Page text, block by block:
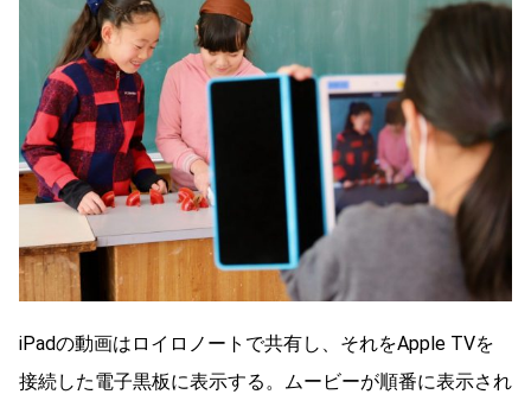
iPadの動画はロイロノートで共有し、それをApple TVを
接続した電子黒板に表示する。ムービーが順番に表示され